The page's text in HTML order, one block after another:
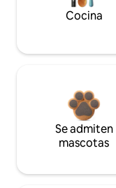
Cocina
Se admiten
mascotas